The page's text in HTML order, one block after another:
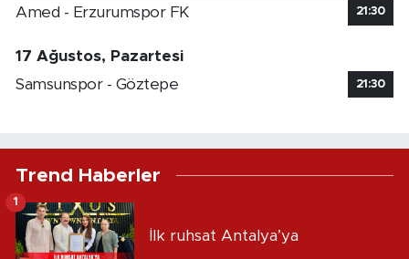
Amed - Erzurumspor FK 21:30
17 Ağustos, Pazartesi
Samsunspor - Göztepe
21:30
Trend Haberler
İlk ruhsat Antalya’ya
1